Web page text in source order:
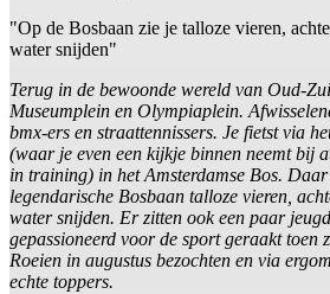
"Op de Bosbaan zie je talloze vieren,
water snijden"
Terug in de bewoonde wereld van Oud-
Museumplein en Olympiaplein.
bmx-ers en straattennissers. Je fietst via
(waar je even een kijkje binnen neemt bij
in training) in het Amsterdamse Bos.
legendarische Bosbaan talloze vieren,
water snijden. Er zitten ook een paar
gepassioneerd voor de sport geraakt toen
Roeien in augustus bezochten en via
echte toppers.